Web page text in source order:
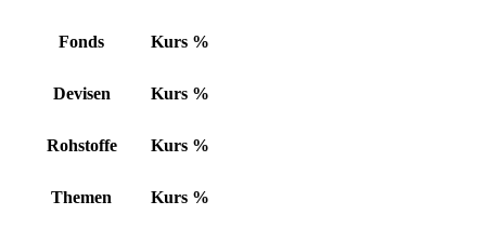
Fonds Kurs %
Devisen Kurs %
Rohstoffe Kurs %
Themen Kurs %